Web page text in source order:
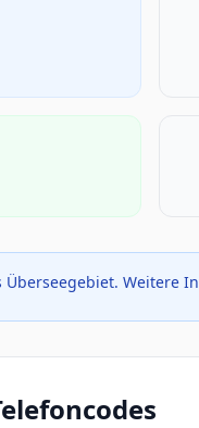
Weitere